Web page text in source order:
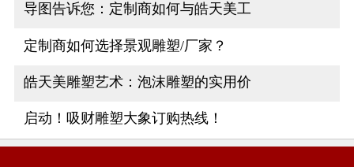
导图告诉您：定制商如何与皓天美工
定制商如何选择景观雕塑/厂家？
皓天美雕塑艺术：泡沫雕塑的实用价
启动！吸财雕塑大象订购热线！